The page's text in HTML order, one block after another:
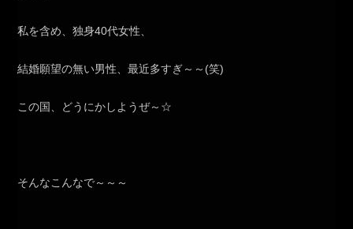
私を含め、独身40代女性、
結婚願望の無い男性、最近多すぎ～～(笑)
この国、どうにかしようぜ～☆
そんなこんなで～～～